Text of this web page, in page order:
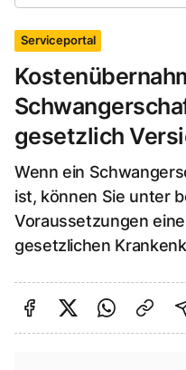
Serviceportal
gesetzlich
Wenn ein
ist, können Sie unter
Voraussetzungen
gesetzlichen
Auf Facebook
Auf Twitter
Per